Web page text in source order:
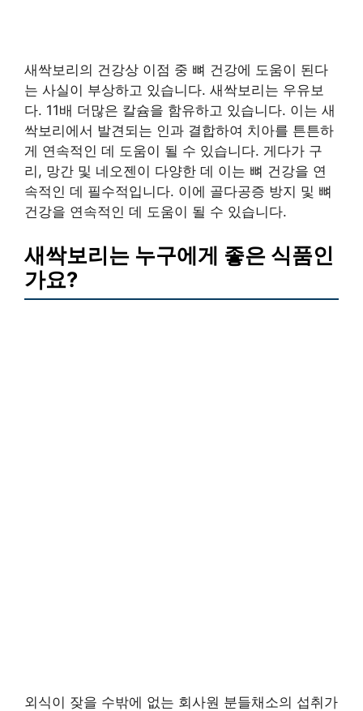
새싹보리의 건강상 이점 중 뼈 건강에 도움이 된다
는 사실이 부상하고 있습니다. 새싹보리는 우유보
다. 11배 더많은 칼슘을 함유하고 있습니다. 이는 새
싹보리에서 발견되는 인과 결합하여 치아를 튼튼하
게 연속적인 데 도움이 될 수 있습니다. 게다가 구
리, 망간 및 네오젠이 다양한 데 이는 뼈 건강을 연
속적인 데 필수적입니다. 이에 골다공증 방지 및 뼈
건강을 연속적인 데 도움이 될 수 있습니다.
새싹보리는 누구에게 좋은 식품인
가요?
외식이 잦을 수밖에 없는 회사원 분들채소의 섭취가